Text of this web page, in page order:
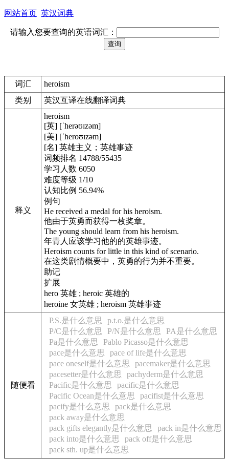
网站首页 英汉词典
请输入您要查询的英语词汇：
词汇
heroism
类别
英汉互译在线翻译词典
释义
heroism
[英] [ˈherəʊɪzəm]
[美] [ˈheroʊɪzəm]
[名] 英雄主义；英雄事迹
词频排名 14788/55435
学习人数 6050
难度等级 1/10
认知比例 56.94%
例句
He received a medal for his heroism.
他由于英勇而获得一枚奖章。
The young should learn from his heroism.
年青人应该学习他的的英雄事迹。
Heroism counts for little in this kind of scenario.
在这类剧情概要中，英勇的行为并不重要。
助记
扩展
hero 英雄 ; heroic 英雄的
heroine 女英雄 ; heroism 英雄事迹
随便看
P.S.是什么意思
p.t.o.是什么意思
P/C是什么意思
P/N是什么意思
PA是什么意思
Pa是什么意思
Pablo Picasso是什么意思
pace是什么意思
pace of life是什么意思
pace oneself是什么意思
pacemaker是什么意思
pacesetter是什么意思
pachyderm是什么意思
Pacific是什么意思
pacific是什么意思
Pacific Ocean是什么意思
pacifist是什么意思
pacify是什么意思
pack是什么意思
pack away是什么意思
pack gifts elegantly是什么意思
pack in是什么意思
pack into是什么意思
pack off是什么意思
pack sth. up是什么意思